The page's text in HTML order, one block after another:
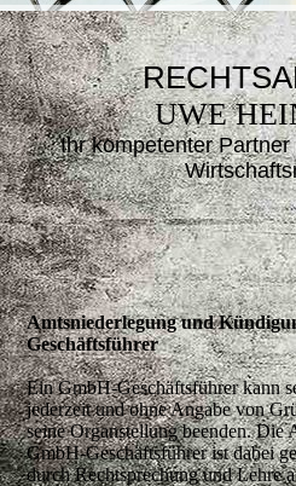
UWE
Ihr kompetenter
Wirtsc
Amtsniederlegung und
Geschäftsführer
Ein GmbH-Geschäftsführer kann
jederzeit und ohne Angabe von
seine Organstellung beenden. Die
GmbH-Geschäftsführer ist dabei
durch Rechtsprechung und Lehre